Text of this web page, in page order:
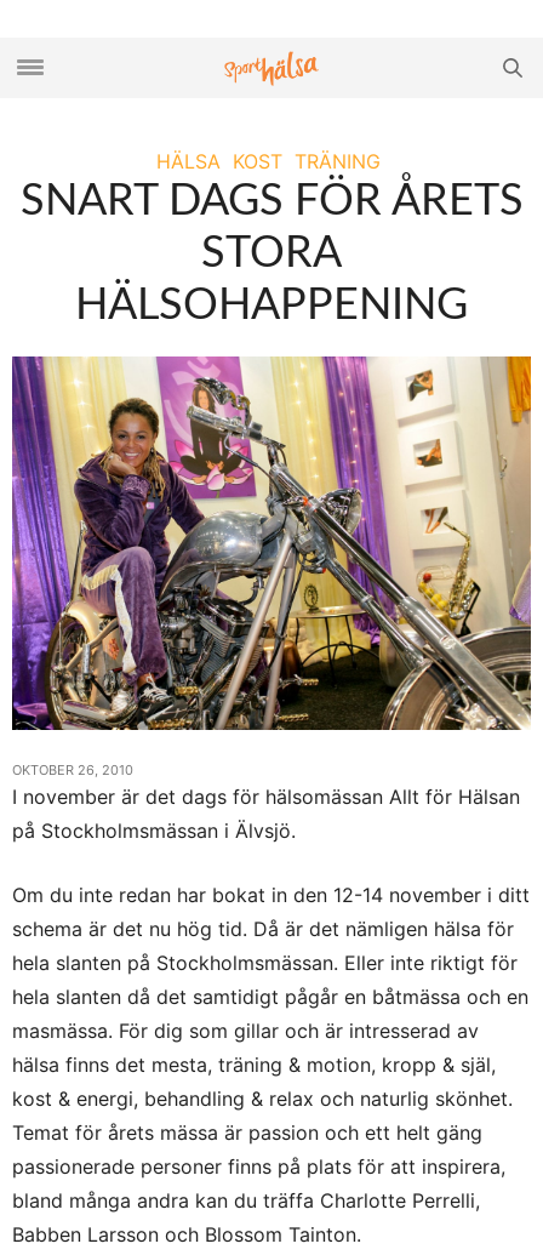
HÄLSA KOST TRÄNING
SNART DAGS FÖR ÅRETS
STORA
HÄLSOHAPPENING
OKTOBER 26, 2010
I november är det dags för hälsomässan Allt för Hälsan
på Stockholmsmässan i Älvsjö.
Om du inte redan har bokat in den 12-14 november i ditt
schema är det nu hög tid. Då är det nämligen hälsa för
hela slanten på Stockholmsmässan. Eller inte riktigt för
hela slanten då det samtidigt pågår en båtmässa och en
masmässa. För dig som gillar och är intresserad av
hälsa finns det mesta, träning & motion, kropp & själ,
kost & energi, behandling & relax och naturlig skönhet.
Temat för årets mässa är passion och ett helt gäng
passionerade personer finns på plats för att inspirera,
bland många andra kan du träffa Charlotte Perrelli,
Babben Larsson och Blossom Tainton.